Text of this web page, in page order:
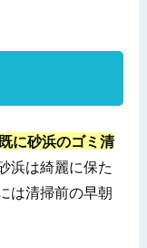
既に砂浜のゴミ清
浜は綺麗に保た
は清掃前の早朝